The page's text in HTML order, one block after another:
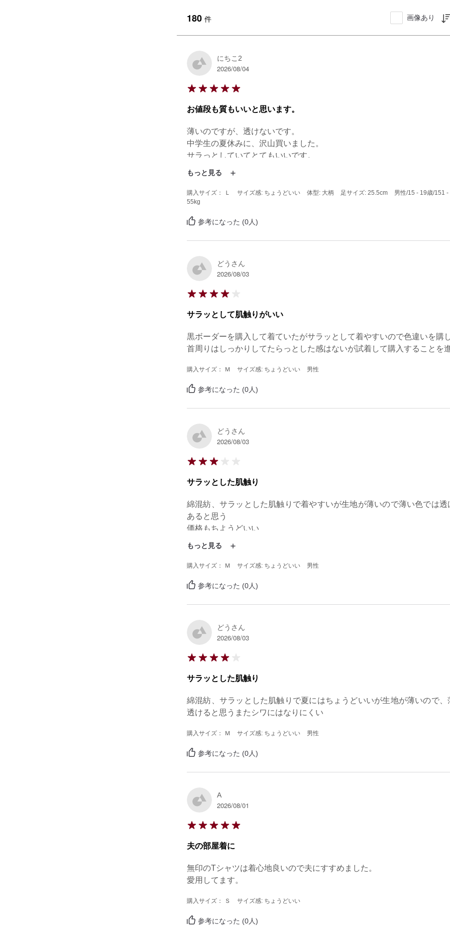
180 件 画像あり
にちこ2
2026/08/04
お値段も質もいいと思います。
薄いのですが、透けないです。
中学生の夏休みに、沢山買いました。
サラっとしていてとてもいいです。
来年も着たいのですが、
薄いカラーの物を、多目に販売して欲しいです。
もっと見る
購入サイズ： Ｌ サイズ感: ちょうどいい 体型: 大柄 足サイズ: 25.5cm 男性/15 - 19歳/151 -
55kg
参考になった (0人)
どうさん
2026/08/03
サラッとして肌触りがいい
黒ボーダーを購入して着ていたがサラッとして着やすいので色違いを購
首周りはしっかりしてたらっとした感はないが試着して購入することを
購入サイズ： Ｍ サイズ感: ちょうどいい 男性
参考になった (0人)
どうさん
2026/08/03
サラッとした肌触り
綿混紡、サラッとした肌触りで着やすいが生地が薄いので薄い色では透
あると思う
価格もちようどいい
もっと見る
購入サイズ： Ｍ サイズ感: ちょうどいい 男性
参考になった (0人)
どうさん
2026/08/03
サラッとした肌触り
綿混紡、サラッとした肌触りで夏にはちょうどいいが生地が薄いので、
透けると思うまたシワにはなりにくい
購入サイズ： Ｍ サイズ感: ちょうどいい 男性
参考になった (0人)
A
2026/08/01
夫の部屋着に
無印のTシャツは着心地良いので夫にすすめました。
愛用してます。
購入サイズ： Ｓ サイズ感: ちょうどいい
参考になった (0人)